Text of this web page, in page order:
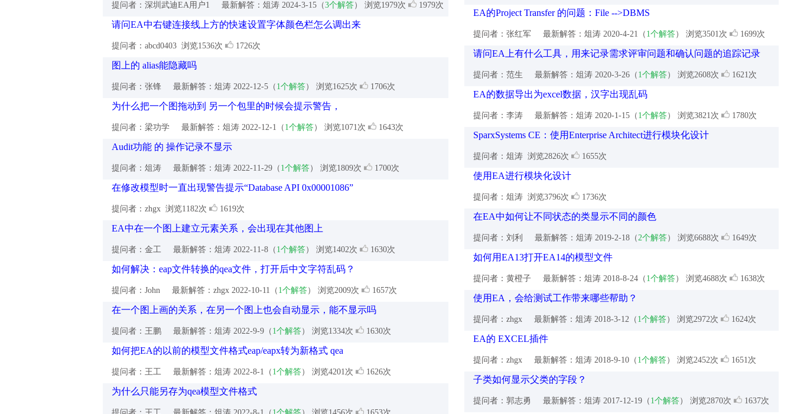
提问者：深圳武迪EA用户1 最新解答：俎涛 2024-3-15（3个解答） 浏览1979次 1979次
请问EA中右键连接线上方的快速设置字体颜色栏怎么调出来
提问者：abcd0403 浏览1536次 1726次
图上的 alias能隐藏吗
提问者：张锋 最新解答：俎涛 2022-12-5（ 1个解答） 浏览1625次 1706次
为什么把一个图拖动到 另一个包里的时候会提示警告，
提问者：梁功学 最新解答：俎涛 2022-12-1（ 1个解答） 浏览1071次 1643次
Audit功能 的 操作记录不显示
提问者：俎涛 最新解答：俎涛 2022-11-29（ 1个解答） 浏览1809次 1700次
在修改模型时一直出现警告提示“Database API 0x00001086”
提问者：zhgx 浏览1182次 1619次
EA中在一个图上建立元素关系，会出现在其他图上
提问者：金工 最新解答：俎涛 2022-11-8（ 1个解答） 浏览1402次 1630次
如何解决：eap文件转换的qea文件，打开后中文字符乱码？
提问者：John 最新解答：zhgx 2022-10-11（ 1个解答） 浏览2009次 1657次
在一个图上画的关系，在另一个图上也会自动显示，能不显示吗
提问者：王鹏 最新解答：俎涛 2022-9-9（ 1个解答） 浏览1334次 1630次
如何把EA的以前的模型文件格式eap/eapx转为新格式 qea
提问者：王工 最新解答：俎涛 2022-8-1（ 1个解答） 浏览4201次 1626次
为什么只能另存为qea模型文件格式
EA的Project Transfer 的问题：File -->DBMS
提问者：张红军 最新解答：俎涛 2020-4-21（ 1个解答） 浏览3501次 1699次
请问EA上有什么工具，用来记录需求评审问题和确认问题的追踪记录
提问者：范生 最新解答：俎涛 2020-3-26（ 1个解答） 浏览2608次 1621次
EA的数据导出为excel数据，汉字出现乱码
提问者：李涛 最新解答：俎涛 2020-1-15（ 1个解答） 浏览3821次 1780次
SparxSystems CE：使用Enterprise Architect进行模块化设计
提问者：俎涛 浏览2826次 1655次
使用EA进行模块化设计
提问者：俎涛 浏览3796次 1736次
在EA中如何让不同状态的类显示不同的颜色
提问者：刘利 最新解答：俎涛 2019-2-18（2个解答） 浏览6688次 1649次
如何用EA13打开EA14的模型文件
提问者：黄橙子 最新解答：俎涛 2018-8-24（ 1个解答） 浏览4688次 1638次
使用EA，会给测试工作带来哪些帮助？
提问者：zhgx 最新解答：俎涛 2018-3-12（ 1个解答） 浏览2972次 1624次
EA的 EXCEL插件
提问者：zhgx 最新解答：俎涛 2018-9-10（ 1个解答） 浏览2452次 1651次
子类如何显示父类的字段？
提问者：郭志勇 最新解答：俎涛 2017-12-19（ 1个解答） 浏览2870次 1637次